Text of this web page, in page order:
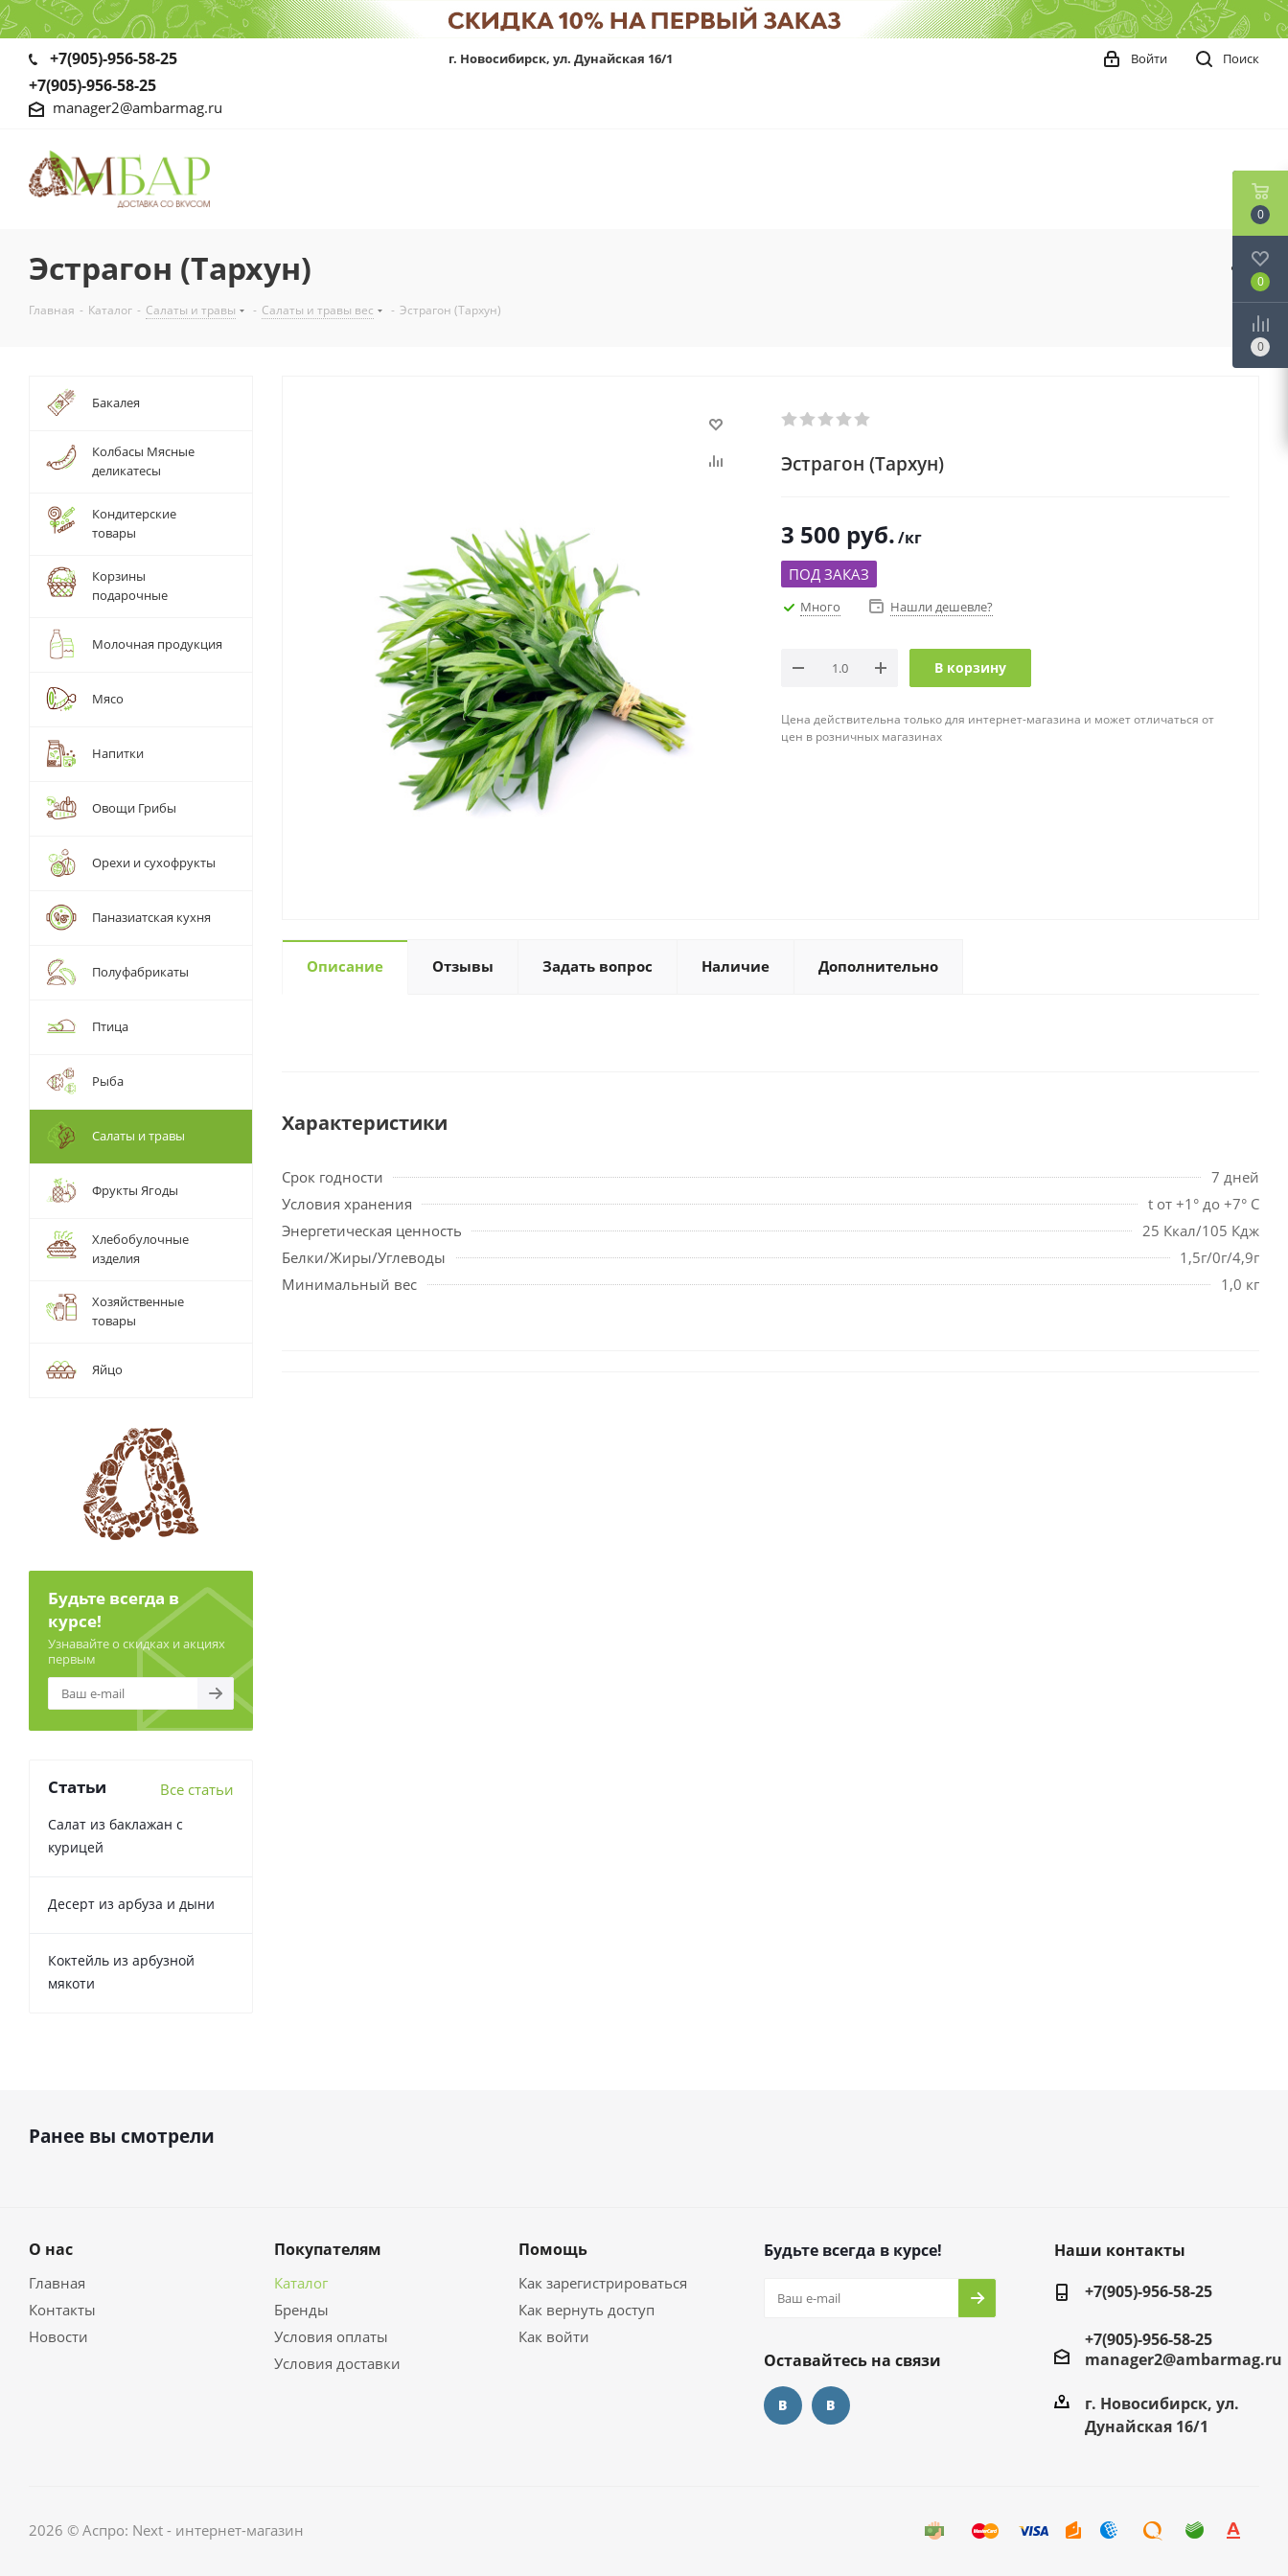
+7(905)-956-58-25
+7(905)-956-58-25
manager2@ambarmag.ru
г. Новосибирск, ул. Дунайская 16/1 Поиск
Войти
Эстрагон (Тархун)
Главная - Каталог - Салаты и травы - Салаты и травы вес - Эстрагон (Тархун)
Эстрагон (Тархун)
3 500 руб./кг
ПОД ЗАКАЗ
Много Нашли дешевле?
В корзину
Цена действительна только для интернет-магазина и может отличаться от
цен в розничных магазинах
Описание Отзывы Задать вопрос Наличие Дополнительно
Характеристики
Срок годности
7 дней
Условия хранения
t от +1° до +7° С
Энергетическая ценность
25 Ккал/105 Кдж
Белки/Жиры/Углеводы
1,5г/0г/4,9г
Минимальный вес
1,0 кг
Бакалея
Колбасы Мясные
деликатесы
Кондитерские
товары
Корзины
подарочные
Молочная продукция
Мясо
Напитки
Овощи Грибы
Орехи и сухофрукты
Паназиатская кухня
Полуфабрикаты
Птица
Рыба
Салаты и травы
Фрукты Ягоды
Хлебобулочные
изделия
Хозяйственные
товары
Яйцо
Будьте всегда в
курсе!
Узнавайте о скидках и акциях
первым
Статьи Все статьи
Салат из баклажан с
курицей
Десерт из арбуза и дыни
Коктейль из арбузной
мякоти
Ранее вы смотрели
О нас
Главная
Контакты
Новости
Покупателям
Каталог
Бренды
Условия оплаты
Условия доставки
Помощь
Как зарегистрироваться
Как вернуть доступ
Как войти
Будьте всегда в курсе!
Оставайтесь на связи
Наши контакты
+7(905)-956-58-25
+7(905)-956-58-25
manager2@ambarmag.ru
г. Новосибирск, ул.
Дунайская 16/1
2026 © Аспро: Next - интернет-магазин
0
0
0